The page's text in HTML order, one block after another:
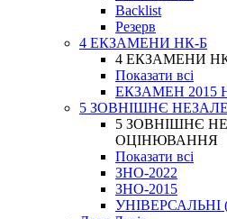
Backlist
Резерв
4 ЕКЗАМЕНИ НК-Б
4 ЕКЗАМЕНИ
Показати всі
ЕКЗАМЕН 2015
5 ЗОВНІШНЄ
5 ЗОВНІШНЄ
ОЦІНЮВАННЯ
Показати всі
ЗНО-2022
ЗНО-2015
УНІВЕРСАЛЬНІ